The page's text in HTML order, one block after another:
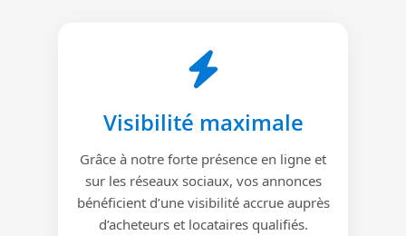
Visibilité maximale
Grâce à notre forte présence en ligne et
sur les réseaux sociaux, vos annonces
bénéficient d’une visibilité accrue auprès
d’acheteurs et locataires qualifiés.